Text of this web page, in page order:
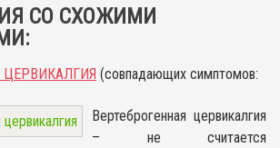
СО СХОЖИМИ
ЦЕРВИКАЛГИЯ (совпадающих симптомов:
Вертеброгенная цервикалгия
– не считается